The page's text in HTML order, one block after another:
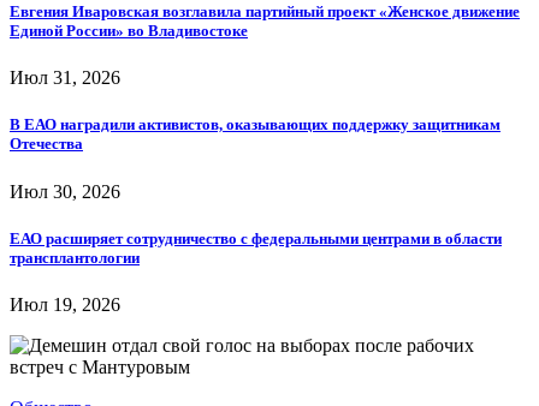
Евгения Иваровская возглавила партийный проект «Женское движение
Единой России» во Владивостоке
Июл 31, 2026
В ЕАО наградили активистов, оказывающих поддержку защитникам
Отечества
Июл 30, 2026
ЕАО расширяет сотрудничество с федеральными центрами в области
трансплантологии
Июл 19, 2026